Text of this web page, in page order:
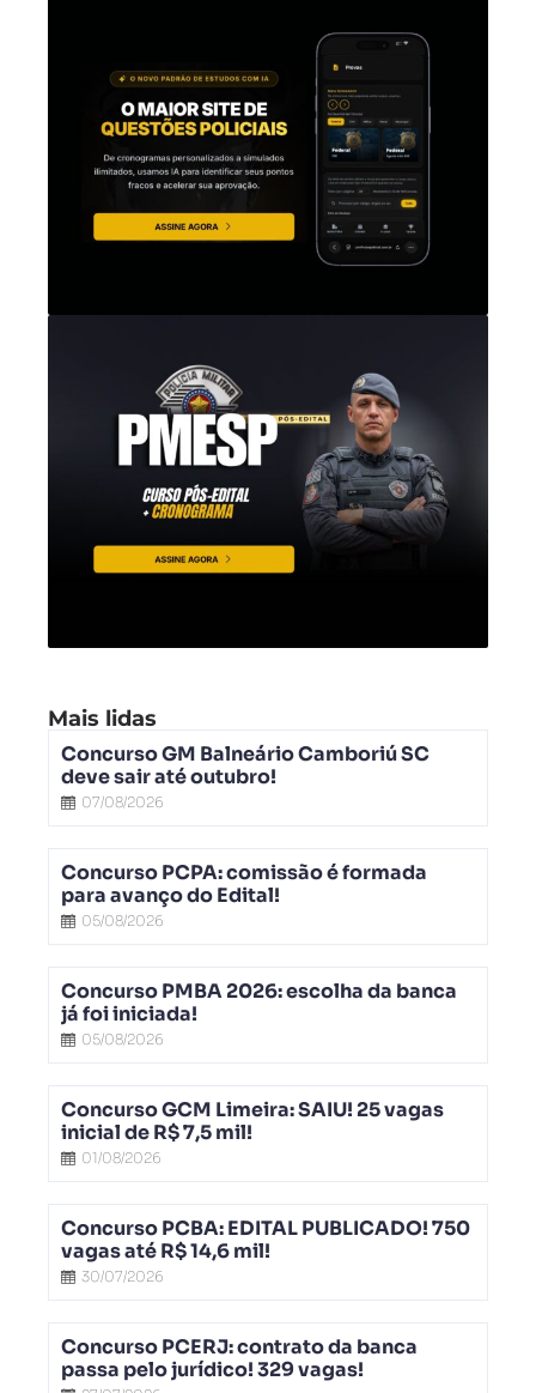
Mais lidas
Concurso GM Balneário Camboriú SC
deve sair até outubro!
07/08/2026
Concurso PCPA: comissão é formada
para avanço do Edital!
05/08/2026
Concurso PMBA 2026: escolha da banca
já foi iniciada!
05/08/2026
Concurso GCM Limeira: SAIU! 25 vagas
inicial de R$ 7,5 mil!
01/08/2026
Concurso PCBA: EDITAL PUBLICADO! 750
vagas até R$ 14,6 mil!
30/07/2026
Concurso PCERJ: contrato da banca
passa pelo jurídico! 329 vagas!